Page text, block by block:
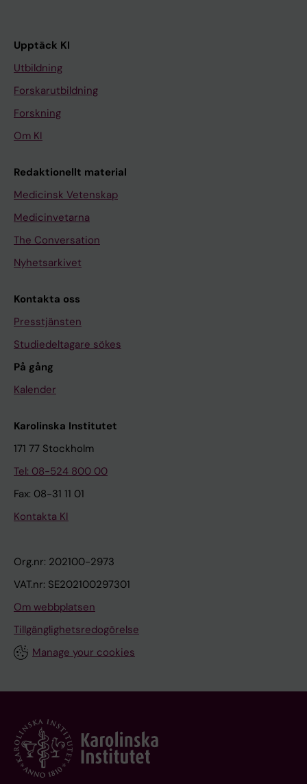
Upptäck KI
Utbildning
Forskarutbildning
Forskning
Om KI
Redaktionellt material
Medicinsk Vetenskap
Medicinvetarna
The Conversation
Nyhetsarkivet
Kontakta oss
Presstjänsten
Studiedeltagare sökes
På gång
Kalender
Karolinska Institutet
171 77 Stockholm
Tel: 08-524 800 00
Fax: 08-31 11 01
Kontakta KI
Org.nr: 202100-2973
VAT.nr: SE202100297301
Om webbplatsen
Tillgänglighetsredogörelse
Manage your cookies